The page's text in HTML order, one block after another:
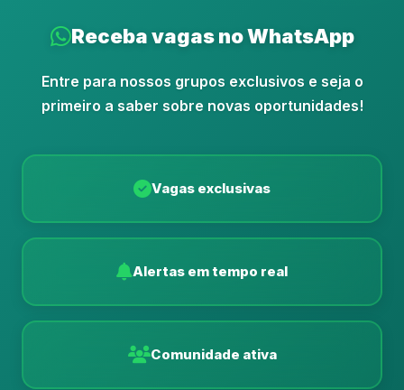
Receba vagas no WhatsApp
Entre para nossos grupos exclusivos e seja o
primeiro a saber sobre novas oportunidades!
Vagas exclusivas
Alertas em tempo real
Comunidade ativa